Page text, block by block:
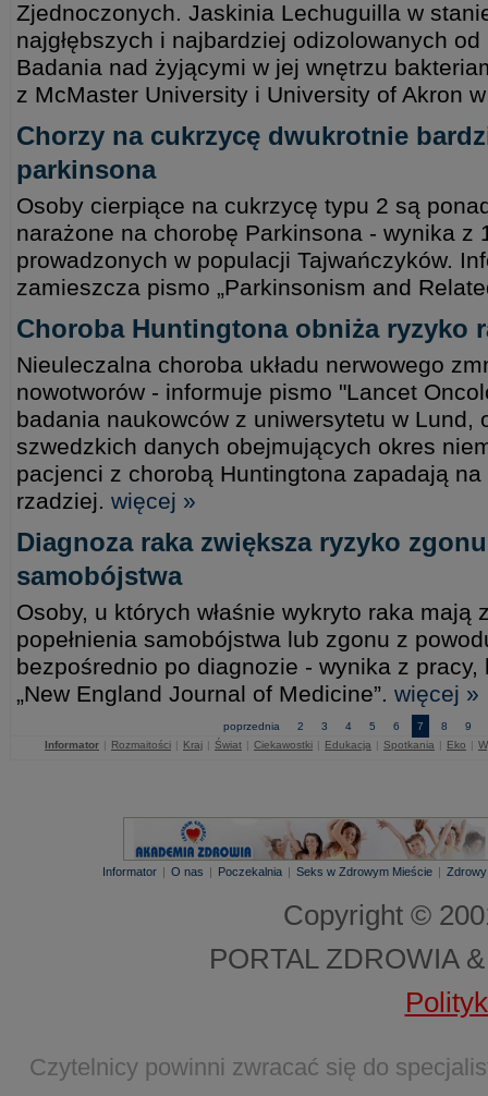
Zjednoczonych. Jaskinia Lechuguilla w
najgłębszych i najbardziej odizolowanych
Badania nad żyjącymi w jej wnętrzu
z McMaster University i University of Akron
Chorzy na cukrzycę dwukrotnie
parkinsona
Osoby cierpiące na cukrzycę typu 2 są
narażone na chorobę Parkinsona - wynika z
prowadzonych w populacji Tajwańczyków.
zamieszcza pismo „Parkinsonism and
Choroba Huntingtona obniża ryzyko
Nieuleczalna choroba układu nerwowego
nowotworów - informuje pismo "Lancet
badania naukowców z uniwersytetu w Lund,
szwedzkich danych obejmujących okres
pacjenci z chorobą Huntingtona zapadają
rzadziej. więcej »
Diagnoza raka zwiększa ryzyko
samobójstwa
Osoby, u których właśnie wykryto raka mają
popełnienia samobójstwa lub zgonu z
bezpośrednio po diagnozie - wynika z
„New England Journal of Medicine”. więcej »
poprzednia 2 3 4 5 6 7 8
9
Informator | Rozmaitości | Kraj | Świat | Ciekawostki | Edukacja | Spotkania | Eko |
Informator | O nas | Poczekalnia | Seks w Zdrowym Mieście |
Copyright ©
PORTAL ZDROWIA
Czytelnicy powinni zwracać się do